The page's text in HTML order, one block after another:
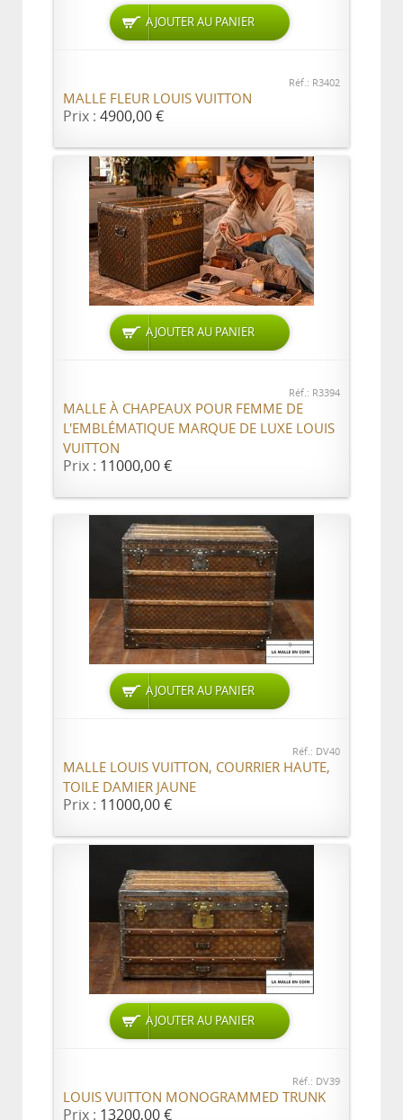
AJOUTER AU PANIER
Réf.: R3402
MALLE FLEUR LOUIS VUITTON
Prix : 4900,00 €
AJOUTER AU PANIER
Réf.: R3394
MALLE À CHAPEAUX POUR FEMME DE
L'EMBLÉMATIQUE MARQUE DE LUXE LOUIS
VUITTON
Prix : 11000,00 €
AJOUTER AU PANIER
Réf.: DV40
MALLE LOUIS VUITTON, COURRIER HAUTE,
TOILE DAMIER JAUNE
Prix : 11000,00 €
AJOUTER AU PANIER
Réf.: DV39
LOUIS VUITTON MONOGRAMMED TRUNK
Prix : 13200,00 €